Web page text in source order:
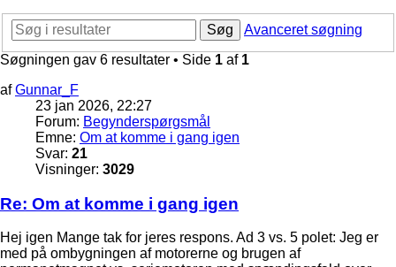
Søg
Avanceret søgning
Søgningen gav 6 resultater • Side 1 af 1
afGunnar_F
23 jan 2026, 22:27
Forum: Begynderspørgsmål
Emne: Om at komme i gang igen
Svar: 21
Visninger: 3029
Re: Om at komme i gang igen
Hej igen Mange tak for jeres respons. Ad 3 vs. 5 polet: Jeg er
med på ombygningen af motorerne og brugen af